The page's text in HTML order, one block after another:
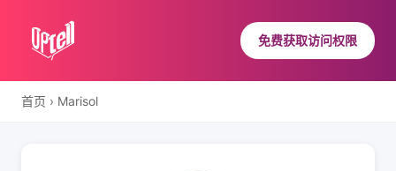
免费获取访问权限
首页 › Marisol